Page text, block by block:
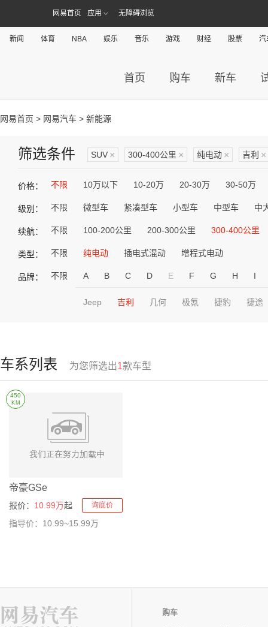
网易首页 应用 无障碍浏览
新闻 体育 NBA 娱乐 音乐 游戏 财经 股票 汽
首页 购车 新车
网易首页 > 网易汽车 > 新能源
筛选条件 SUV × 300-400公里 × 纯电动 × 吉利 ×
价格： 不限 10万以下 10-20万 20-30万 30-50万
级别： 不限 微型车 紧凑型车 小型车 中型车 中
续航： 不限 100-200公里 200-300公里 300-400公里
类型： 不限 纯电动 插电式混动 增程式电动
品牌： 不限 A B C D E F G H I
Jeep 吉利 几何 极氪 捷豹 捷途
车系列表 为您筛选出1款车型
帝豪GSe
报价： 10.99万起 询底价
指导价：10.99~15.99万
450
KM
购车